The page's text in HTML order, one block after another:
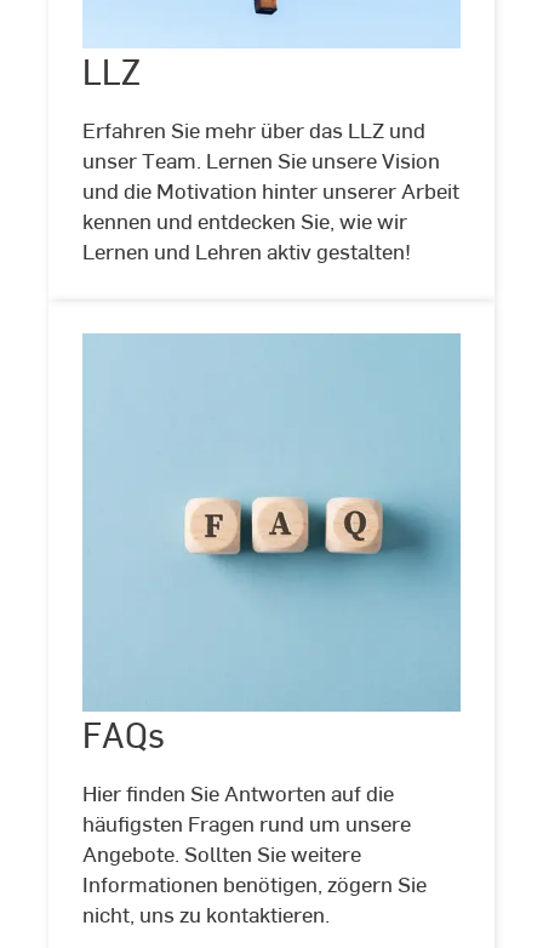
©drakuliren/stock.adobe.com
LLZ
Erfahren Sie mehr über das LLZ und
unser Team. Lernen Sie unsere Vision
und die Motivation hinter unserer Arbeit
kennen und entdecken Sie, wie wir
Lernen und Lehren aktiv gestalten!
©
Gajus/stock.adobe.com
FAQs
Hier finden Sie Antworten auf die
häufigsten Fragen rund um unsere
Angebote. Sollten Sie weitere
Informationen benötigen, zögern Sie
nicht, uns zu kontaktieren.